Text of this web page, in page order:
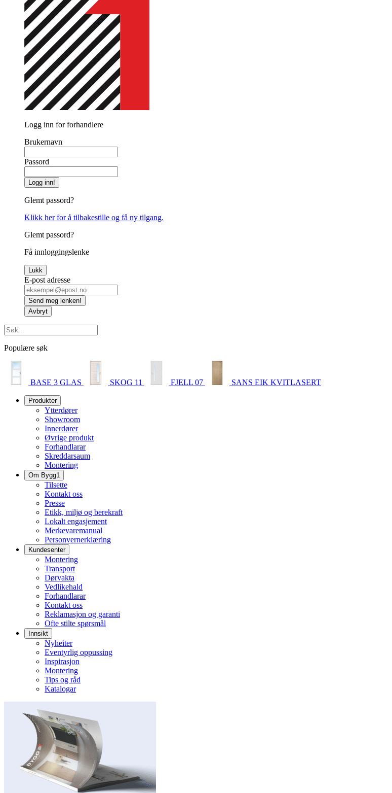
Logg inn for forhandlere
Brukernavn
Passord
Logg inn!
Glemt passord?
Klikk her for å tilbakestille og få ny tilgang.
Glemt passord?
Få innloggingslenke
Lukk
E-post adresse
Send meg lenken!
Avbryt
Populære søk
BASE 3 GLAS SKOG 11 FJELL 07 SANS EIK KVITLASERT
Produkter
Ytterdører
Showroom
Innerdører
Øvrige produkt
Forhandlarar
Skreddarsaum
Montering
Om Bygg1
Tilsette
Kontakt oss
Presse
Etikk, miljø og berekraft
Lokalt engasjement
Merkevaremanual
Personvernerklæring
Kundesenter
Montering
Transport
Dørvakta
Vedlikehald
Forhandlarar
Kontakt oss
Reklamasjon og garanti
Ofte stilte spørsmål
Innsikt
Nyheiter
Eventyrlig oppussing
Inspirasjon
Montering
Tips og råd
Katalogar